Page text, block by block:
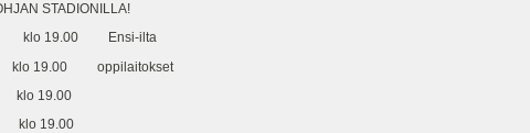
STADIONILLA!
klo 19.00 Ensi-ilta
19.00 oppilaitokset
19.00
19.00